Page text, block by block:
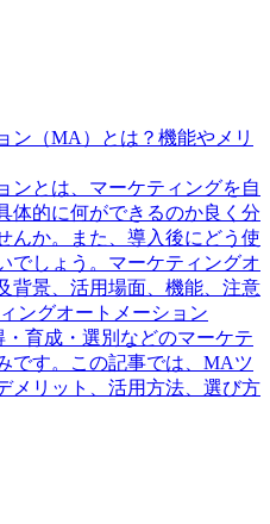
ン（MA）とは？機能やメリ
ンとは、マーケティングを自
体的に何ができるのか良く分
んか。また、導入後にどう使
でしょう。マーケティングオ
背景、活用場面、機能、注意
ングオートメーション
・育成・選別などのマーケテ
です。この記事では、MAツ
メリット、活用方法、選び方